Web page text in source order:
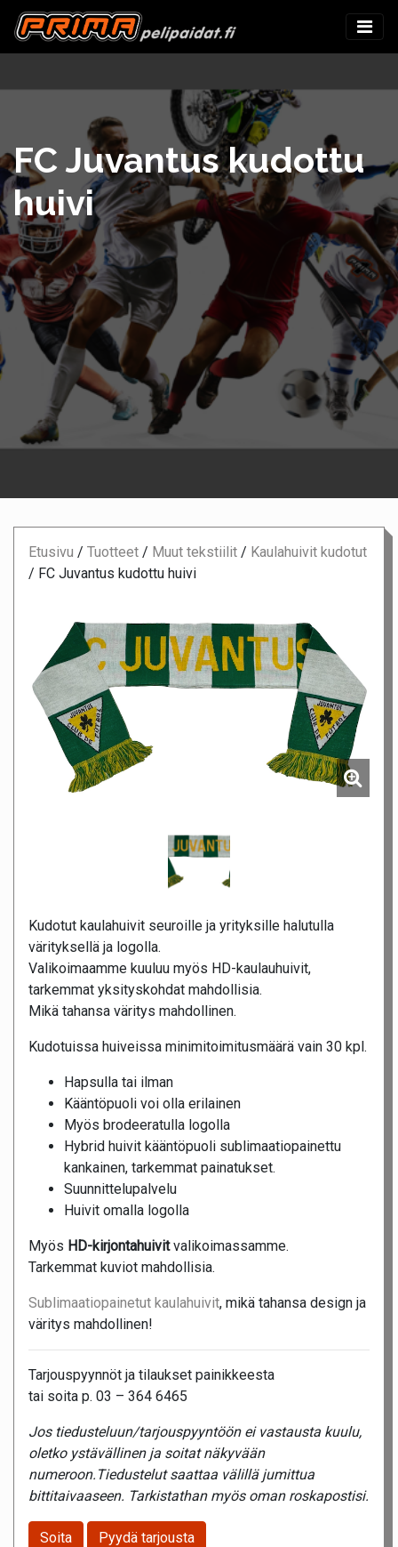
FC Juvantus kudottu
huivi
Etusivu / Tuotteet / Muut tekstiilit / Kaulahuivit kudotut
/ FC Juvantus kudottu huivi
Kudotut kaulahuivit seuroille ja yrityksille halutulla
värityksellä ja logolla.
Valikoimaamme kuuluu myös HD-kaulauhuivit,
tarkemmat yksityskohdat mahdollisia.
Mikä tahansa väritys mahdollinen.
Kudotuissa huiveissa minimitoimitusmäärä vain 30 kpl.
Hapsulla tai ilman
Kääntöpuoli voi olla erilainen
Myös brodeeratulla logolla
Hybrid huivit kääntöpuoli sublimaatiopainettu
kankainen, tarkemmat painatukset.
Suunnittelupalvelu
Huivit omalla logolla
Myös HD-kirjontahuivitvalikoimassamme.
Tarkemmat kuviot mahdollisia.
Sublimaatiopainetut kaulahuivit, mikä tahansa design ja
väritys mahdollinen!
Tarjouspyynnöt ja tilaukset painikkeesta
tai soita p. 03 – 364 6465
Jos tiedusteluun/tarjouspyyntöön ei vastausta kuulu,
oletko ystävällinen ja soitat näkyvään
numeroon.Tiedustelut saattaa välillä jumittua
bittitaivaaseen. Tarkistathan myös oman roskapostisi.
Soita Pyydä tarjousta